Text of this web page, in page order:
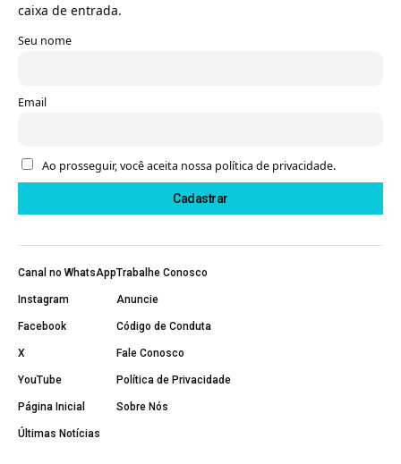
caixa de entrada.
Seu nome
Email
Ao prosseguir, você aceita nossa política de privacidade.
Canal no WhatsApp
Instagram
Facebook
X
YouTube
Página Inicial
Últimas Notícias
Trabalhe Conosco
Anuncie
Código de Conduta
Fale Conosco
Política de Privacidade
Sobre Nós